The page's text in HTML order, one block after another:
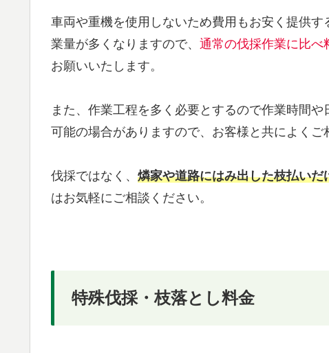
車両や重機を使用しないため費用もお安く提供
業量が多くなりますので、 通常の伐採作業に比べ
お願いいたします。
また、作業工程を多く必要とするので作業時間
可能の場合がありますので、お客様と共によくご
伐採ではなく、 燐家や道路にはみ出した枝払いだ
はお気軽にご相談ください。
特殊伐採・枝落とし料金